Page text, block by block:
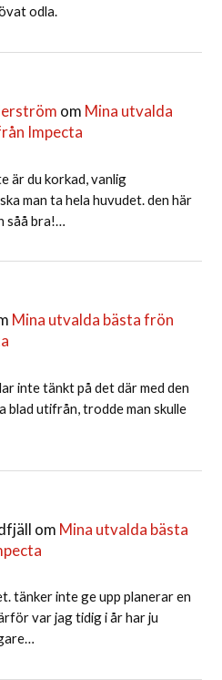
odla.
om Mina utvalda
Impecta
är du korkad, vanlig
man ta hela huvudet. den här
såå bra!…
Mina utvalda bästa frön
inte tänkt på det där med den
blad utifrån, trodde man skulle
om Mina utvalda bästa
tänker inte ge upp planerar en
var jag tidig i år har ju